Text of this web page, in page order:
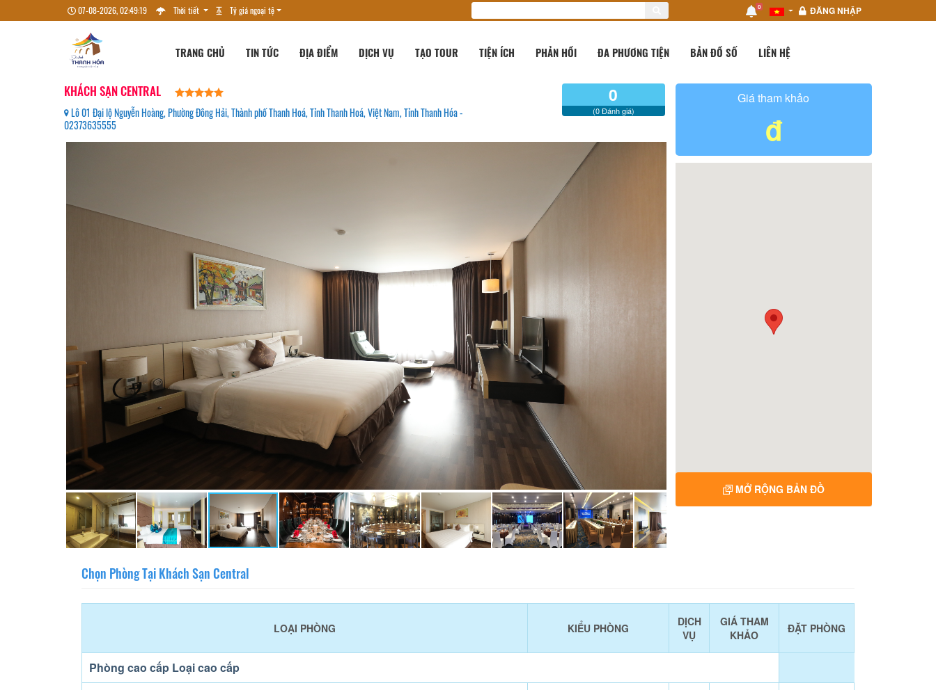
07-08-2026, 02:49:21 Thời tiết Tỷ giá ngoại tệ 0 ĐĂNG NHẬP
TRANG CHỦ TIN TỨC ĐỊA ĐIỂM DỊCH VỤ TẠO TOUR TIỆN ÍCH PHẢN HỒI ĐA PHƯƠNG TIỆN BẢN ĐỒ SỐ LIÊN HỆ
KHÁCH SẠN CENTRAL
Lô 01 Đại lộ Nguyễn Hoàng, Phường Đông Hải, Thành phố Thanh Hoá, Tỉnh Thanh Hoá, Việt Nam, Tỉnh Thanh Hóa -
02373635555
0
(0 Đánh giá)
Giá tham khảo
đ
MỞ RỘNG BẢN ĐỒ
Chọn Phòng Tại Khách Sạn Central
LOẠI PHÒNG KIỂU PHÒNG
DỊCH
VỤ
GIÁ THAM
KHẢO
ĐẶT PHÒNG
Phòng cao cấp Loại cao cấp